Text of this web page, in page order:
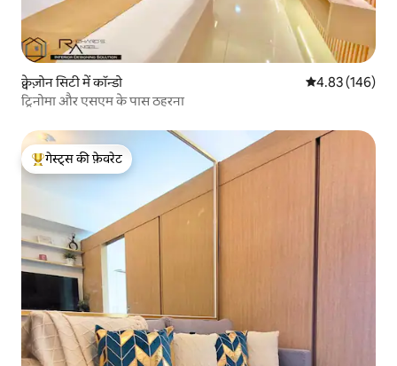
क्वेज़ोन सिटी में कॉन्डो औसत रेटिंग 5 में से
4.83 (146)
ट्रिनोमा और एसएम के पास ठहरना
गेस्ट्स का टॉप फ़ेवरेट
गेस्ट्स की फ़ेवरेट